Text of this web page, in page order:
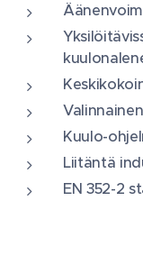
Kuulo-
Liitäntä
EN 352-2